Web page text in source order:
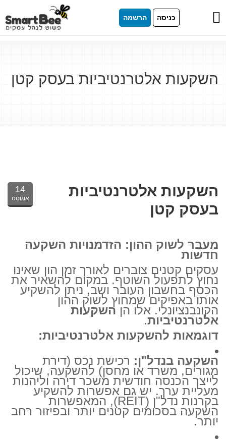
כניסה הרשמה
השקעות אלטרנטיביות בעסק קטן
14
אוגוסט
השקעות אלטרנטיביות
בעסק קטן
מעבר לשוק ההון: הזדמנויות השקעה
חדשות
עסקים קטנים צוברים לאורך זמן הון שאינו
נחוץ לתפעול השוטף. במקום להשאיר את
הכסף בחשבון העובר ושב, ניתן להשקיע
אותו באפיקים שמחוץ לשוק ההון
הקונבנציונלי. אלו הן השקעות
אלטרנטיביות.
דוגמאות להשקעות אלטרנטיביות:
השקעה בנדל"ן: רכישת נכס (דירת
מגורים, משרד או מחסן) להשקעה, שיכול
לייצר הכנסה חודשית משכר דירה וליהנות
מעליית ערך. יש גם אפשרות להשקיע
בקרנות נדל"ן (REIT), המאפשרות
השקעה בסכומים קטנים יותר ובפיזור רחב
יותר.